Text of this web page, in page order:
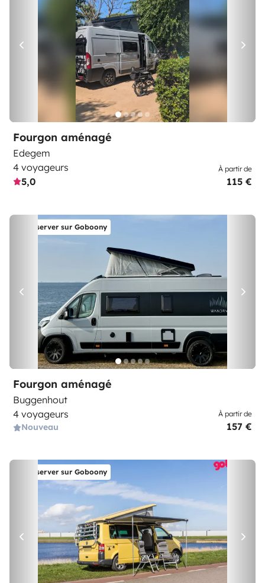
Fourgon aménagé
Edegem
4 voyageurs
5,0
À partir de
115 €
Réserver sur Goboony
Fourgon aménagé
Buggenhout
4 voyageurs
Nouveau
À partir de
157 €
Réserver sur Goboony